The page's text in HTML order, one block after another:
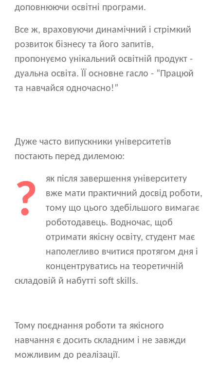
доповнюючи освітні програми.
Все ж, враховуючи динамічний і стрімкий
розвиток бізнесу та його запитів,
пропонуємо унікальний освітній продукт -
дуальна освіта. ЇЇ основне гасло - “Працюй
та навчайся одночасно!”
Дуже часто випускники університетів
постають перед дилемою:
Image
як після завершення університету
вже мати практичний досвід роботи,
тому що цього здебільшого вимагає
роботодавець. Водночас, щоб
отримати якісну освіту, студент має
наполегливо вчитися протягом дня і
концентруватись на теоретичній
складовій й набутті soft skills.
Тому поєднання роботи та якісного
навчання є досить складним і не завжди
можливим до реалізації.